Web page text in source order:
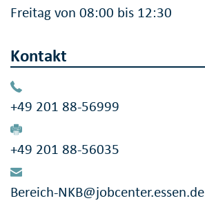
Freitag von 08:00 bis 12:30
Kontakt
+49 201 88-56999
+49 201 88-56035
Bereich-NKB@jobcenter.essen.de